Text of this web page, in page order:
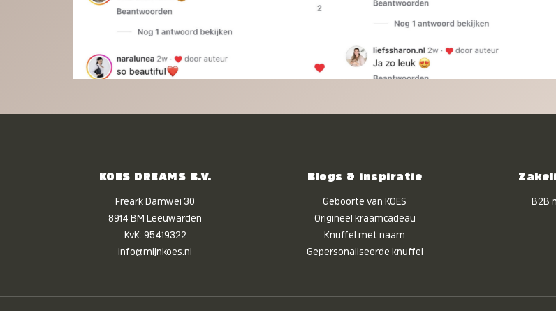
KOES DREAMS B.V.
Freark Damwei 30
8914 BM Leeuwarden
KvK: 95419322
info@mijnkoes.nl
Blogs & inspiratie
Geboorte van KOES
Origineel kraamcadeau
Knuffel met naam
Gepersonaliseerde knuffel
B2B